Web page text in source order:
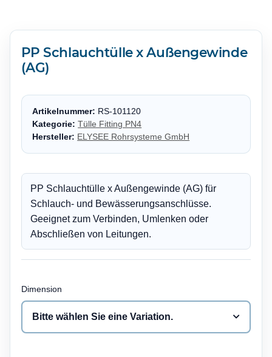
PP Schlauchtülle x Außengewinde
(AG)
Artikelnummer: RS-101120
Kategorie:Tülle Fitting PN4
Hersteller: ELYSEE Rohrsysteme GmbH
PP Schlauchtülle x Außengewinde (AG) für
Schlauch- und Bewässerungsanschlüsse.
Geeignet zum Verbinden, Umlenken oder
Abschließen von Leitungen.
Dimension
Bitte wählen Sie eine Variation.